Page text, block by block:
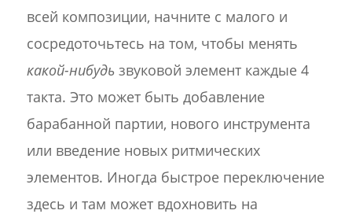
всей композиции, начните с малого и
сосредоточьтесь на том, чтобы менять
какой-нибудьзвуковой элемент каждые 4
такта. Это может быть добавление
барабанной партии, нового инструмента
или введение новых ритмических
элементов. Иногда быстрое переключение
здесь и там может вдохновить на